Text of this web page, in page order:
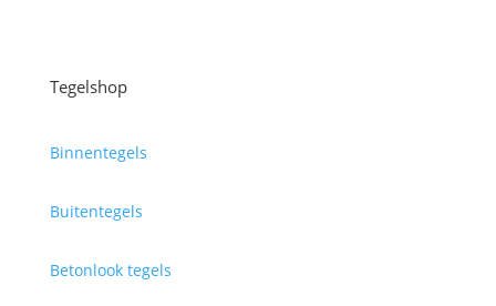
Tegelshop
Binnentegels
Buitentegels
Betonlook tegels